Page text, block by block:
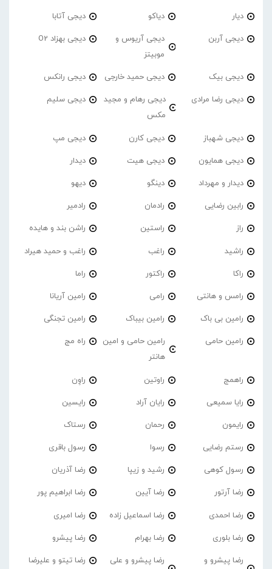
دیار دیاکو دیجی آتابا
دیجی آربن
دیجی آریوس و
موبیتز
دیجی بهزاد O2
دیجی بیک دیجی حمید خارجی دیجی رانکس
دیجی رضا مرادی
دیجی رهام و مجید
مکس
دیجی سلیم
دیجی شهباز دیجی کارن دیجی مپ
دیجی همایون دیجی هیت دیدار
دیدار و مهرداد دینگو دیهو
رابین رضایی رادمان رادمیر
راز راستین راشن بند و هایده
راشید راغب راغب و حمید هیراد
راکا راکتور راما
رامس و هانتی رامی رامین آریانا
رامین بی باک رامین بیباک رامین تجنگی
رامین حامی
رامین حامی و امین
هانتر
راه مج
راهمج راوتین راوِن
رایا سمیعی رایان آراد رایسین
رایمون رحمان رستاک
رستم رضایی رسوا رسول باقری
رسول کوهی رشید و زیپا رضا آذریان
رضا آرتور رضا آیین رضا ابراهیم پور
رضا احمدی رضا اسماعیل زاده رضا امیری
رضا بلوری رضا بهرام رضا پیشرو
رضا پیشرو و
رضا پیشرو و علی
رضا تیتو و علیرضا